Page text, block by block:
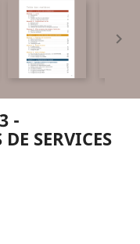

-
SERVICES